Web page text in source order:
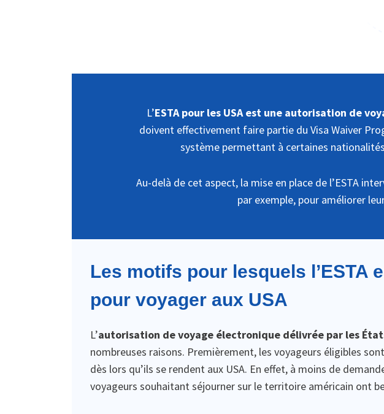
L’ESTA pour les USA est une autorisation de
doivent effectivement faire partie du Visa Waiver
système permettant à certaines
Au-delà de cet aspect, la mise en place de l’ESTA
par exemple, pour améliorer
Les motifs pour lesquels l’ESTA
pour voyager aux USA
L’autorisation de voyage électronique délivrée par les
nombreuses raisons. Premièrement, les voyageurs éligibles
dès lors qu’ils se rendent aux USA. En effet, à moins de
voyageurs souhaitant séjourner sur le territoire américain ont